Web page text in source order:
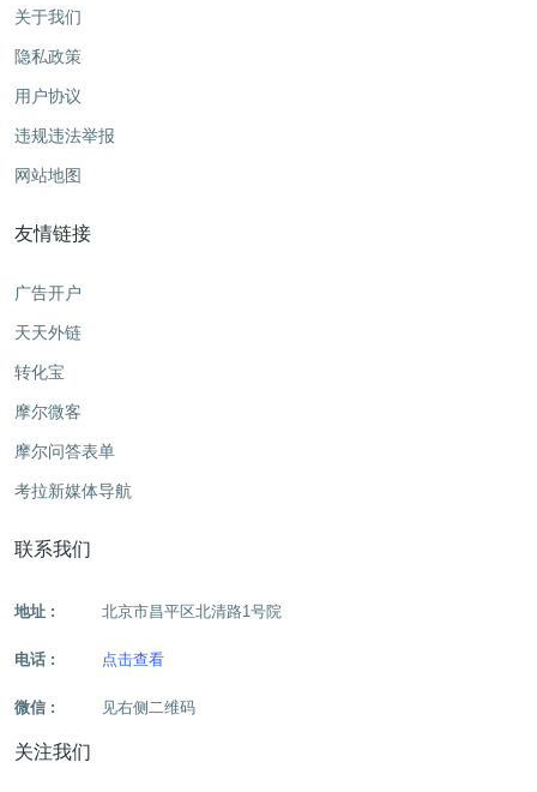
关于我们
隐私政策
用户协议
违规违法举报
网站地图
友情链接
广告开户
天天外链
转化宝
摩尔微客
摩尔问答表单
考拉新媒体导航
联系我们
地址 : 北京市昌平区北清路1号院
电话 : 点击查看
微信 : 见右侧二维码
关注我们